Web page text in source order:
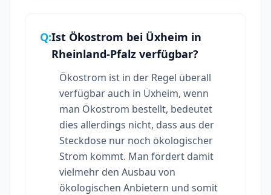
Q:Ist Ökostrom bei Üxheim in
Rheinland-Pfalz verfügbar?
Ökostrom ist in der Regel überall
verfügbar auch in Üxheim, wenn
man Ökostrom bestellt, bedeutet
dies allerdings nicht, dass aus der
Steckdose nur noch ökologischer
Strom kommt. Man fördert damit
vielmehr den Ausbau von
ökologischen Anbietern und somit